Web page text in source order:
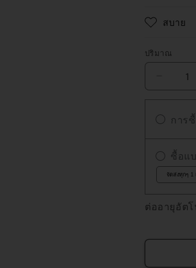
สบาย
ปริมาณ
ปริมาณ
สำหรับ
ชุด
12
ชิ้น
(จัด
การ
ซื้อแ
ต่ออายุอัต